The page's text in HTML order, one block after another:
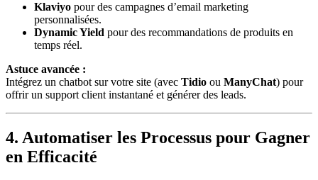
Klaviyo pour des campagnes d’email marketing
personnalisées.
Dynamic Yield pour des recommandations de produits en
temps réel.
Astuce avancée :
Intégrez un chatbot sur votre site (avec Tidio ou ManyChat) pour
offrir un support client instantané et générer des leads.
4. Automatiser les Processus pour Gagner
en Efficacité